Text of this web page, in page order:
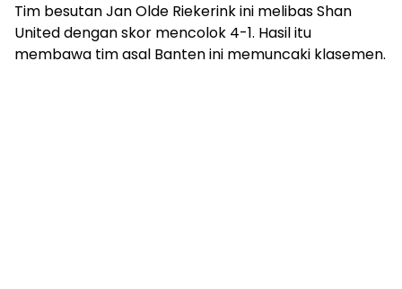
Tim besutan Jan Olde Riekerink ini melibas Shan
United dengan skor mencolok 4-1. Hasil itu
membawa tim asal Banten ini memuncaki klasemen.